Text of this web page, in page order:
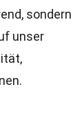
sondern
unser